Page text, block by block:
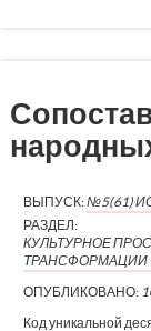
ВЫПУСК:№5(61)
РАЗДЕЛ:
КУЛЬТУРНОЕ
ТРАНСФОРМАЦИИ
ОПУБЛИКОВАНО:
Код уникальной